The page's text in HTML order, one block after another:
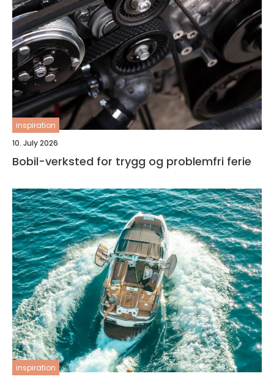
inspiration
10. July 2026
Bobil-verksted for trygg og problemfri ferie
inspiration